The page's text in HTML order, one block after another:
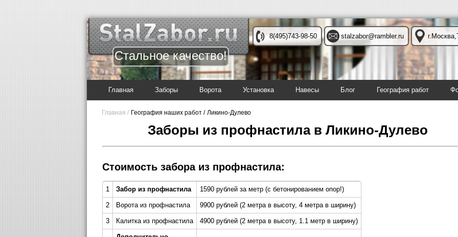
Стальное качество!
8(495)743-98-50 stalzabor@rambler.ru
Главная Заборы Ворота Установка Навесы Блог География работ
Главная / География наших работ / Ликино-Дулево
Заборы из профнастила в Ликино-Дулево
Стоимость забора из профнастила:
1 Забор из профнастила 1590 рублей за метр (с бетонированием опор!)
2 Ворота из профнастила 9900 рублей (2 метра в высоту, 4 метра в ширину)
3 Калитка из профнастила 4900 рублей (2 метра в высоту, 1.1 метр в ширину)